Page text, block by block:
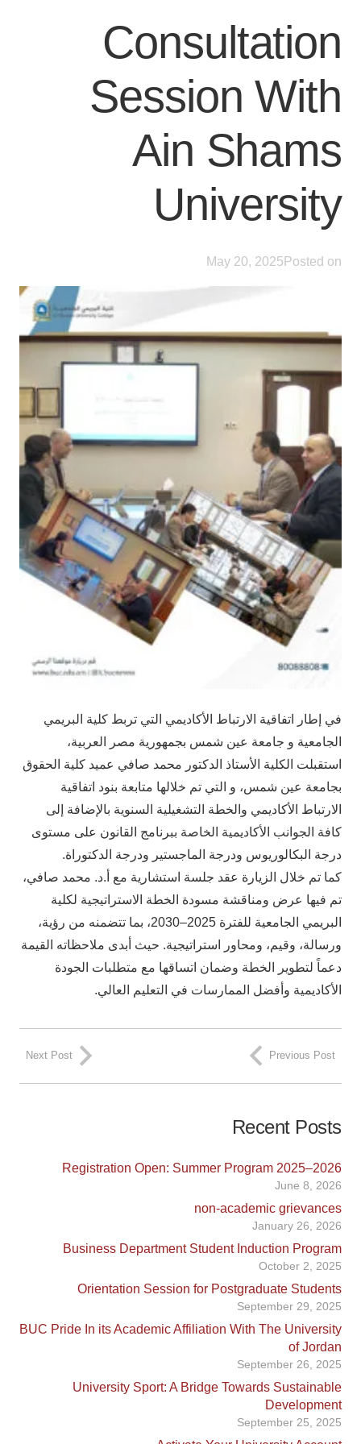
Consultation
Session With
Ain Shams
University
Posted on
May 20, 2025
في إطار اتفاقية الارتباط الأكاديمي التي تربط كلية البريمي
الجامعية و جامعة عين شمس بجمهورية مصر العربية،
استقبلت الكلية الأستاذ الدكتور محمد صافي عميد كلية الحقوق
بجامعة عين شمس، و التي تم خلالها متابعة بنود اتفاقية
الارتباط الأكاديمي والخطة التشغيلية السنوية بالإضافة إلى
كافة الجوانب الأكاديمية الخاصة ببرنامج القانون على مستوى
درجة البكالوريوس ودرجة الماجستير ودرجة الدكتوراة.
كما تم خلال الزيارة عقد جلسة استشارية مع أ.د. محمد صافي،
تم فيها عرض ومناقشة مسودة الخطة الاستراتيجية لكلية
البريمي
الجامعية للفترة 2025–2030، بما تتضمنه من رؤية،
ورسالة، وقيم، ومحاور استراتيجية. حيث أبدى ملاحظاته القيمة
دعماً لتطوير الخطة وضمان اتساقها مع متطلبات الجودة
الأكاديمية وأفضل الممارسات في التعليم العالي.
Previous Post
Next Post
Recent Posts
Registration Open: Summer Program 2025–2026
June 8, 2026
non-academic grievances
January 26, 2026
Business Department Student Induction Program
October 2, 2025
Orientation Session for Postgraduate Students
September 29, 2025
BUC Pride In its Academic Affiliation With The University
of Jordan
September 26, 2025
University Sport: A Bridge Towards Sustainable
Development
September 25, 2025